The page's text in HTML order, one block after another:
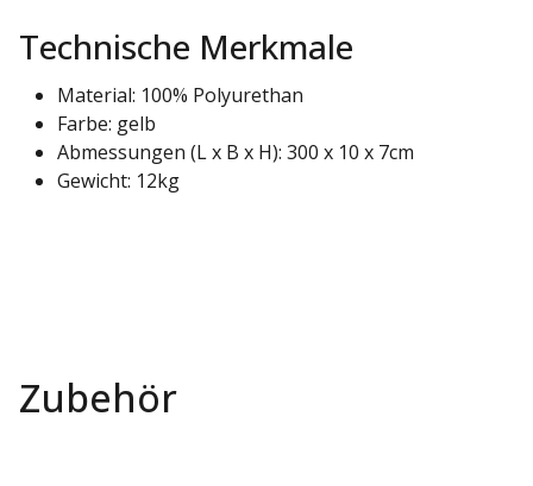
Technische Merkmale
Material: 100% Polyurethan
Farbe: gelb
Abmessungen (L x B x H): 300 x 10 x 7cm
Gewicht: 12kg
Zubehör